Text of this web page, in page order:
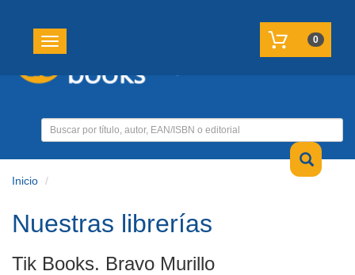
Toggle navigation 0
Inicio
Nuestras librerías
Tik Books. Bravo Murillo